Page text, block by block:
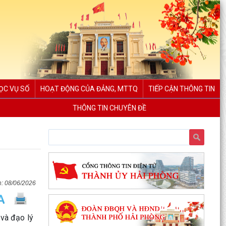
VỤ SỐ HOẠT ĐỘNG CỦA ĐẢNG, MTTQ TIẾP CẬN THÔNG TIN
THÔNG TIN CHUYÊN ĐỀ
08/06/2026
đạo lý